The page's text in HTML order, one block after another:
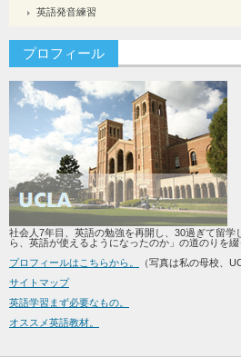
英語発音練習
プロフィール
社会人7年目、英語の勉強を再開し、30過ぎて留学
ら、英語が使えるようになったのか」の道のりを綴
プロフィールはこちらから。
（写真は私の母校、
サイトマップ
英語学習まず必要なもの。
オススメ英語教材。